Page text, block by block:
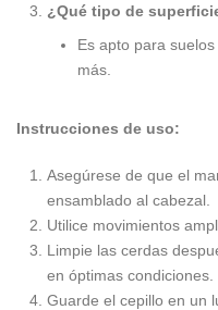
¿Qué tipo de
Es apto para
más.
Instrucciones de uso:
Asegúrese de que el
ensamblado al cabezal.
Utilice movimientos
Limpie las cerdas
en óptimas condiciones.
Guarde el cepillo en un